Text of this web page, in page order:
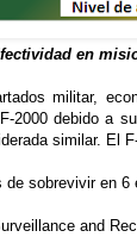
en
militar,
2000 debido a
similar. El
sobrevivir en 6
and